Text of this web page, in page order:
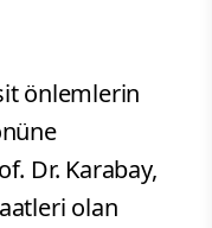
önlemlerin
Dr. Karabay,
olan